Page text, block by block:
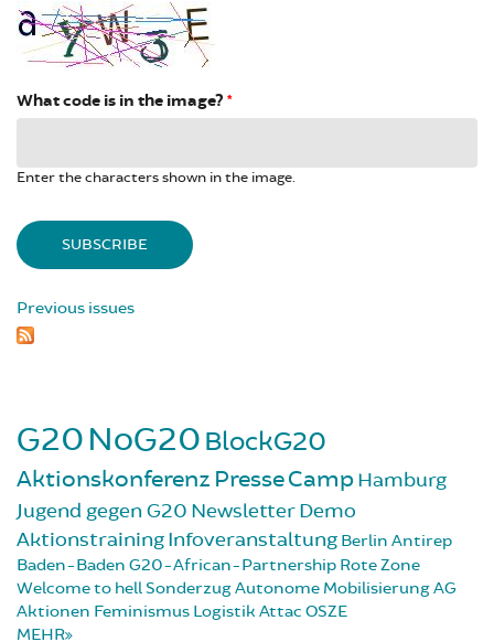
What code is in the image? *
Enter the characters shown in the image.
Previous issues
G20NoG20 BlockG20
Aktionskonferenz PresseCampHamburg
Jugend gegen G20 NewsletterDemo
AktionstrainingInfoveranstaltung Berlin Antirep
Baden-Baden G20-African-Partnership Rote Zone
Welcome to hellSonderzugAutonome MobilisierungAG
Aktionen Feminismus Logistik Attac OSZE
MEHR